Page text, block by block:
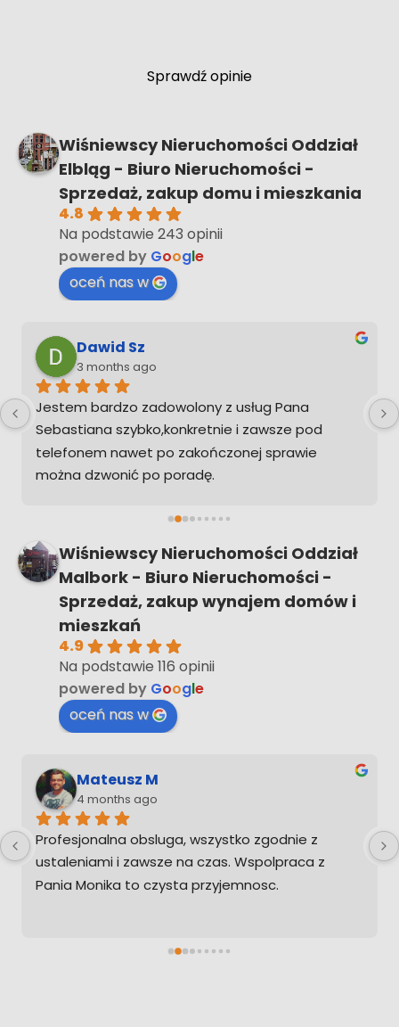
Sprawdź opinie
Wiśniewscy Nieruchomości Oddział
Elbląg - Biuro Nieruchomości -
Sprzedaż, zakup domu i mieszkania
4.8
Na podstawie 243 opinii
powered by Google
oceń nas w
Dawid Sz
3 months ago
Jestem bardzo zadowolony z usług Pana
Sebastiana szybko,konkretnie i zawsze pod
telefonem nawet po zakończonej sprawie
można dzwonić po poradę.
nieruchomość na pewno zadzwonię żebym nie
musiał ogarniać tego sam
Wiśniewscy Nieruchomości Oddział
Malbork - Biuro Nieruchomości -
Sprzedaż, zakup wynajem domów i
mieszkań
4.9
Na podstawie 116 opinii
powered by Google
oceń nas w
Mateusz M
4 months ago
Profesjonalna obsluga, wszystko zgodnie z
ustaleniami i zawsze na czas. Wspolpraca z
Pania Monika to czysta przyjemnosc.